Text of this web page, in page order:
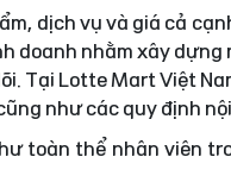
dịch vụ và giá cả
doanh nhằm xây dựng
Tại Lotte Mart Việt
như các quy định
toàn thể nhân viên